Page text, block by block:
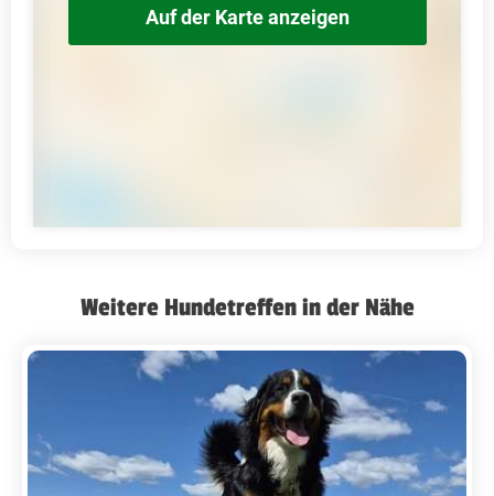
Auf der Karte anzeigen
Weitere Hundetreffen in der Nähe